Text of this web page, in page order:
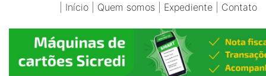
Início Quem somos Expediente Contato